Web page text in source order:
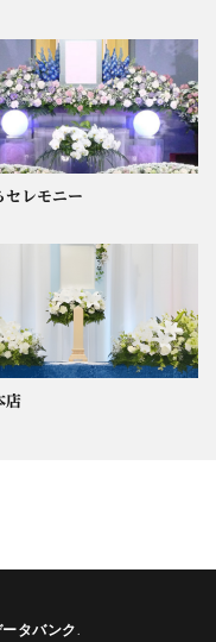
セレモニー
店
タバンク.